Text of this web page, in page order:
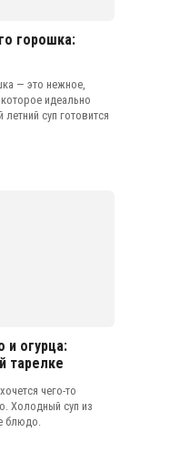
горошка:
— это нежное,
идеально
суп готовится
и огурца:
тарелке
чего-то
Холодный суп из
блюдо.